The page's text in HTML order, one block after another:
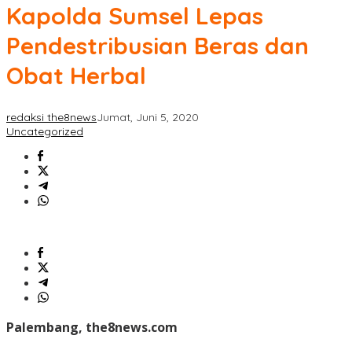
Kapolda Sumsel Lepas
Pendestribusian Beras dan
Obat Herbal
redaksi the8newsJumat, Juni 5, 2020
Uncategorized
Palembang, the8news.com